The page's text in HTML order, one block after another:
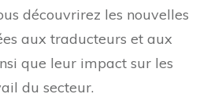
découvrirez les nouvelles
aux traducteurs et aux
que leur impact sur les
du secteur.